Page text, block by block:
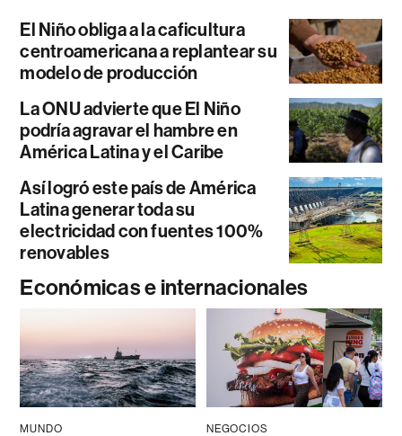
El Niño obliga a la caficultura
centroamericana a replantear su
modelo de producción
La ONU advierte que El Niño
podría agravar el hambre en
América Latina y el Caribe
Así logró este país de América
Latina generar toda su
electricidad con fuentes 100%
renovables
Económicas e internacionales
MUNDO NEGOCIOS